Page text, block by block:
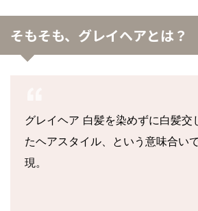
そもそも、グレイヘアとは？
グレイヘア 白髪を染めずに白髪交
たヘアスタイル、という意味合い
現。